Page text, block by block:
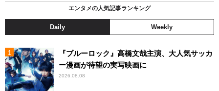
エンタメの人気記事ランキング
Daily Weekly
『ブルーロック』高橋文哉主演、大人気サッカ
ー漫画が待望の実写映画に
2026.08.08